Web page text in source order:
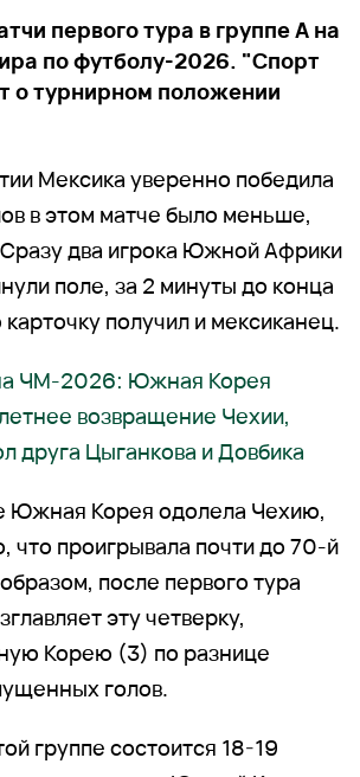
первого тура в группе А на
по футболу-2026. "Спорт
о турнирном положении
Мексика уверенно победила
в этом матче было меньше,
два игрока Южной Африки
поле, за 2 минуты до конца
получил и мексиканец.
ЧМ-2026: Южная Корея
возвращение Чехии,
друга Цыганкова и Довбика
Южная Корея одолела Чехию,
что проигрывала почти до 70-й
после первого тура
эту четверку,
Корею (3) по разнице
голов.
группе состоится 18-19